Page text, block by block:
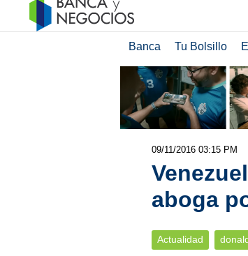
Banca Tu Bolsillo
09/11/2016 03:15 PM
aboga
Actualidad